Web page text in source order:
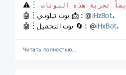
⚠️︙
🤖︙بوت تيلوني 📩 : @iHzBot،
🤖︙بوت التحميل 🔄 : @iHxBot،
Читать полностью…